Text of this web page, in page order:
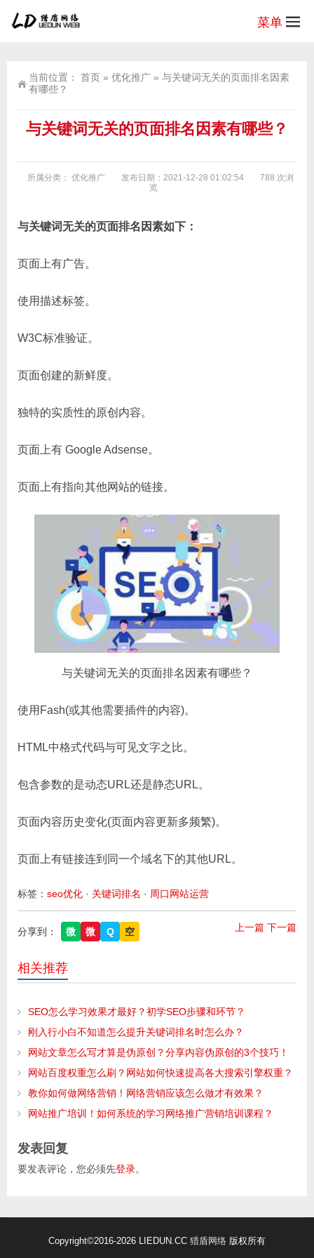
菜单
当前位置： 首页 » 优化推广 » 与关键词无关的页面排名因素
有哪些？
与关键词无关的页面排名因素有哪些？
所属分类： 优化推广 发布日期：2021-12-28 01:02:54
788 次浏
览
与关键词无关的页面排名因素如下：
页面上有广告。
使用描述标签。
W3C标准验证。
页面创建的新鲜度。
独特的实质性的原创内容。
页面上有 Google Adsense。
页面上有指向其他网站的链接。
与关键词无关的页面排名因素有哪些？
使用Fash(或其他需要插件的内容)。
HTML中格式代码与可见文字之比。
包含参数的是动态URL还是静态URL。
页面内容历史变化(页面内容更新多频繁)。
页面上有链接连到同一个域名下的其他URL。
标签： seo优化 · 关键词排名 · 周口网站运营
上一篇 下一篇
分享到： 微 微 Q 空
相关推荐
SEO怎么学习效果才最好？初学SEO步骤和环节？
刚入行小白不知道怎么提升关键词排名时怎么办？
网站文章怎么写才算是伪原创？分享内容伪原创的3个技巧！
网站百度权重怎么刷？网站如何快速提高各大搜索引擎权重？
教你如何做网络营销！网络营销应该怎么做才有效果？
网站推广培训！如何系统的学习网络推广营销培训课程？
发表回复
要发表评论，您必须先登录。
Copyright©2016-2026 LIEDUN.CC 猎盾网络 版权所有